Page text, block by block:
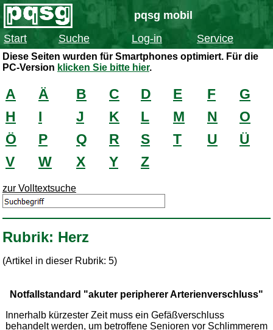
pqsg mobil
Start
Suche Log-in Service
Diese Seiten wurden für Smartphones optimiert. Für die
PC-Version klicken Sie bitte hier.
A Ä B C D E F
G
H
I J K L M N
O
Ö
P Q R S T U
Ü
V
W X Y Z
zur Volltextsuche
Rubrik: Herz
(Artikel in dieser Rubrik: 5)
Notfallstandard "akuter peripherer Arterienverschluss"
Innerhalb kürzester Zeit muss ein Gefäßverschluss
behandelt werden, um betroffene Senioren vor Schlimmerem